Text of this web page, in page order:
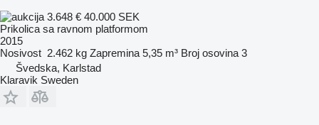
3.648 € 40.000 SEK
Prikolica sa ravnom platformom
2015
Nosivost 2.462 kg Zapremina 5,35 m³ Broj osovina 3
Švedska, Karlstad
Klaravik Sweden